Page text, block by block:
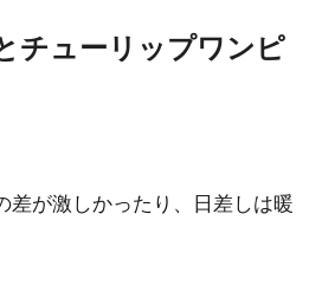
チューリップワンピ
差が激しかったり、日差しは暖